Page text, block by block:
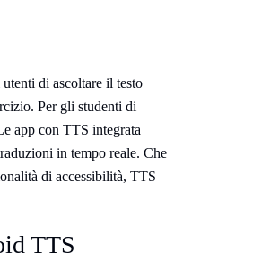
di ascoltare il testo
Per gli studenti di
app con TTS integrata
in tempo reale. Che
di accessibilità, TTS
TTS